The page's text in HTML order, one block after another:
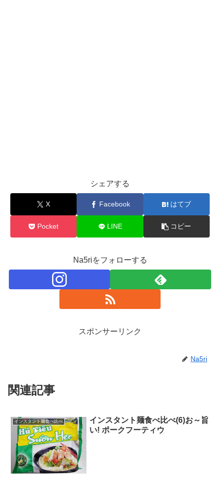
シェアする
X Facebook はてブ
Pocket LINE コピー
Na5riをフォローする
スポンサーリンク
Na5ri
関連記事
インスタント麺食べ比べ
インスタント麺食べ比べ(6)お～旨
い! ポークフーティウ